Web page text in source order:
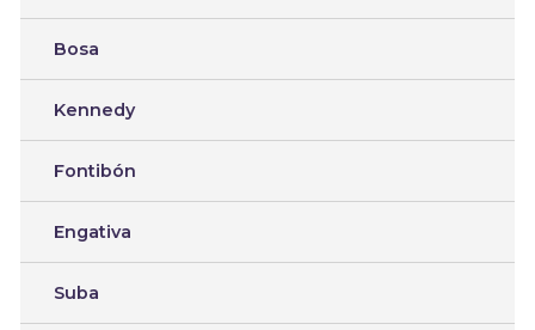
Bosa
Kennedy
Fontibón
Engativa
Suba